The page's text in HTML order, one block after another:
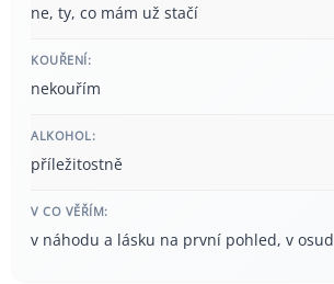
ne, ty, co mám už stačí
KOUŘENÍ:
nekouřím
ALKOHOL:
příležitostně
V CO VĚŘÍM:
v náhodu a lásku na první pohled, v osud